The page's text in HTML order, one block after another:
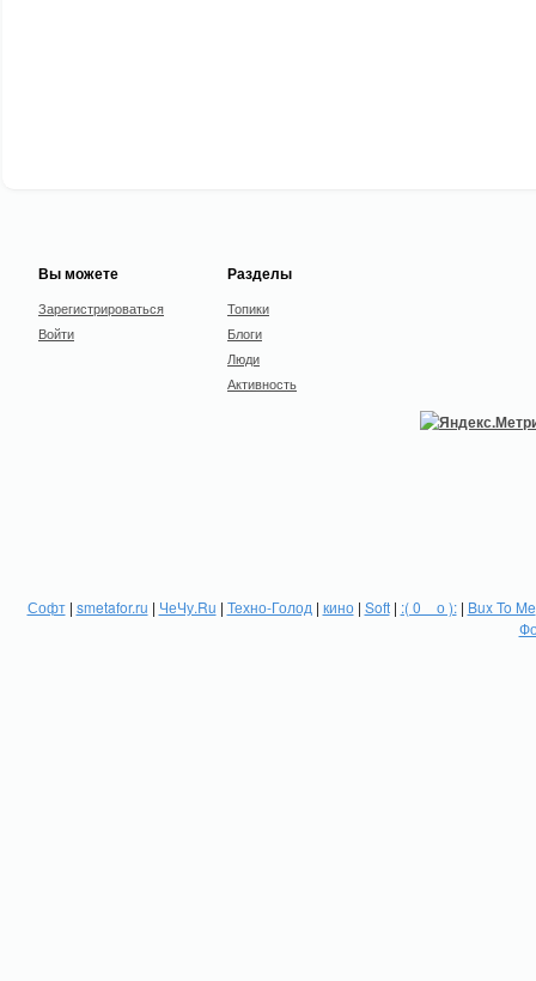
Вы можете
Зарегистрироваться
Войти
Разделы
Топики
Блоги
Люди
Активность
Софт| smetafor.ru | ЧеЧу.Ru | Техно-Голод | кино| Soft| :( 0 _ о ):| Bux To Me